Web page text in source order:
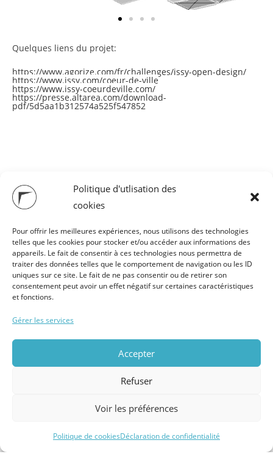
Politique d'utlisation des
cookies
Pour offrir les meilleures expériences, nous utilisons des technologies
telles que les cookies pour stocker et/ou accéder aux informations des
appareils. Le fait de consentir à ces technologies nous permettra de
traiter des données telles que le comportement de navigation ou les ID
uniques sur ce site. Le fait de ne pas consentir ou de retirer son
consentement peut avoir un effet négatif sur certaines caractéristiques
et fonctions.
Gérer les services
Accepter
Refuser
Voir les préférences
Politique de cookiesDéclaration de confidentialité
Quelques liens du projet:
https://www.agorize.com/fr/challenges/issy-open-design/
https://www.issy.com/coeur-de-ville
https://www.issy-coeurdeville.com/
https://presse.altarea.com/download-
pdf/5d5aa1b312574a525f547852